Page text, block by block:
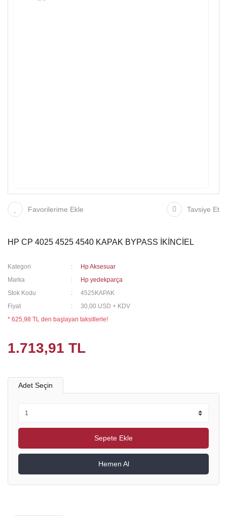
Favorilerime Ekle Tavsiye Et
HP CP 4025 4525 4540 KAPAK BYPASS İKİNCİEL
Kategori
Hp Aksesuar
Marka
Hp yedekparça
Stok Kodu
4525KAPAK
Fiyat
30,00 USD + KDV
* 625,98 TL den başlayan taksitlerle!
1.713,91 TL
Adet Seçin
Sepete Ekle
Hemen Al